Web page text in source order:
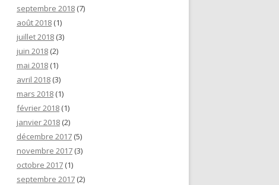
septembre 2018 (7)
août 2018 (1)
juillet 2018 (3)
juin 2018 (2)
mai 2018 (1)
avril 2018 (3)
mars 2018 (1)
février 2018 (1)
janvier 2018 (2)
décembre 2017 (5)
novembre 2017 (3)
octobre 2017 (1)
septembre 2017 (2)